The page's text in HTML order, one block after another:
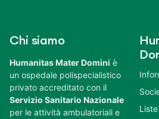
Chi siamo
Humanitas Mater Domini è
un ospedale polispecialistico
privato accreditato con il
Servizio Sanitario Nazionale
per le attività ambulatoriali e